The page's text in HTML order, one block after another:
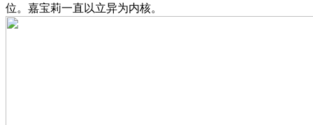
位。嘉宝莉一直以立异为内核。